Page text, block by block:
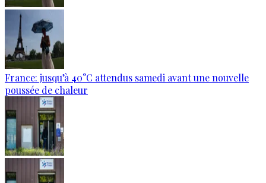
France: jusqu’à 40°C attendus samedi avant une nouvelle
poussée de chaleur